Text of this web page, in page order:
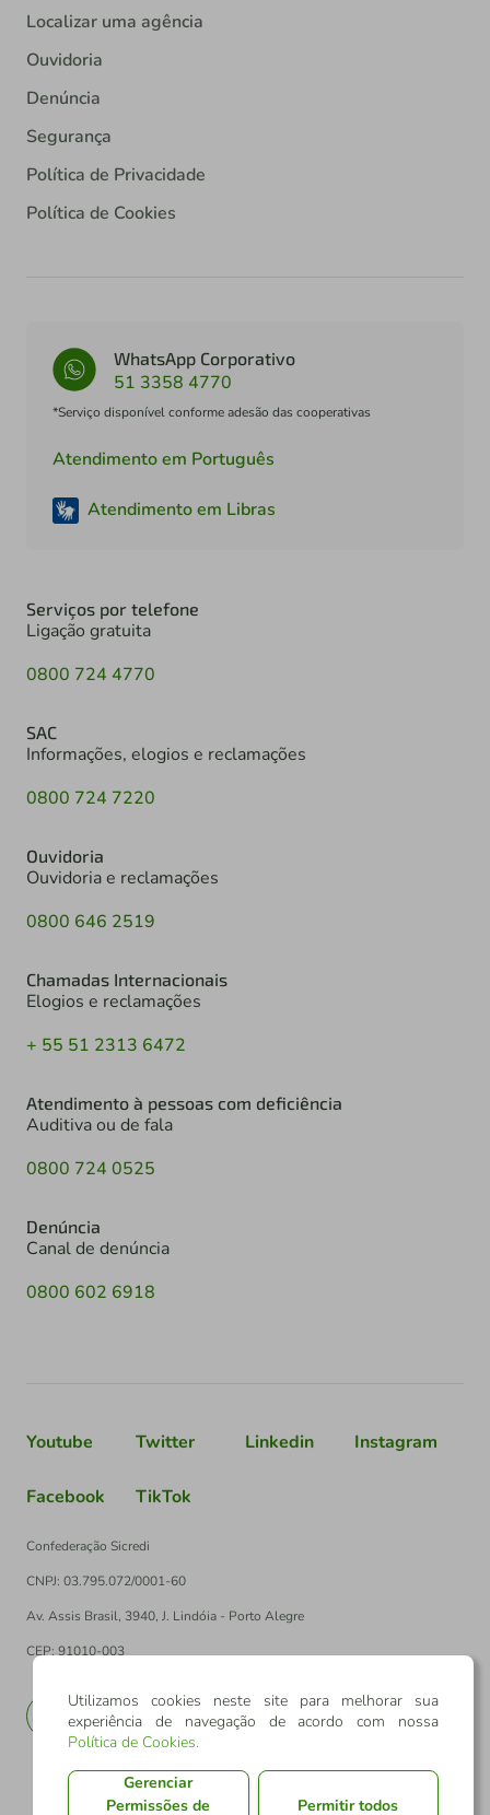
Localizar uma agência
Ouvidoria
Denúncia
Segurança
Política de Privacidade
Política de Cookies
WhatsApp Corporativo
51 3358 4770
*Serviço disponível conforme adesão das cooperativas
Atendimento em Português
Atendimento em Libras
Serviços por telefone
Ligação gratuita
0800 724 4770
SAC
Informações, elogios e reclamações
0800 724 7220
Ouvidoria
Ouvidoria e reclamações
0800 646 2519
Chamadas Internacionais
Elogios e reclamações
+ 55 51 2313 6472
Atendimento à pessoas com deficiência
Auditiva ou de fala
0800 724 0525
Denúncia
Canal de denúncia
0800 602 6918
Youtube Twitter Linkedin Instagram
Facebook TikTok
Confederação Sicredi
CNPJ: 03.795.072/0001-60
Av. Assis Brasil, 3940, J. Lindóia - Porto Alegre
CEP: 91010-003
EN
Utilizamos cookies neste site para melhorar sua
experiência de navegação de acordo com nossa
Política de Cookies.
Gerenciar
Permissões de
Permitir todos